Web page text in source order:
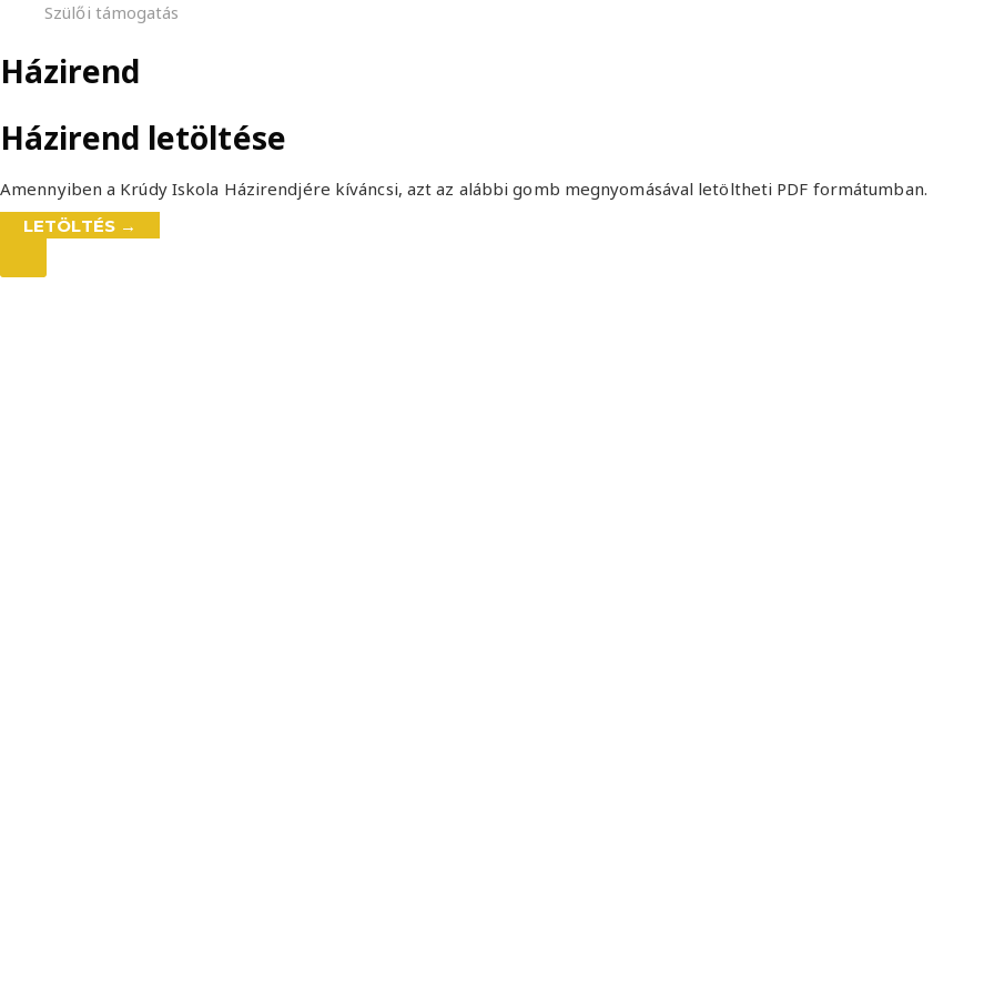
Szülői támogatás
Házirend
Házirend letöltése
Amennyiben a Krúdy Iskola Házirendjére kíváncsi, azt az alábbi gomb megnyomásával letöltheti PDF formátumban.
LETÖLTÉS →